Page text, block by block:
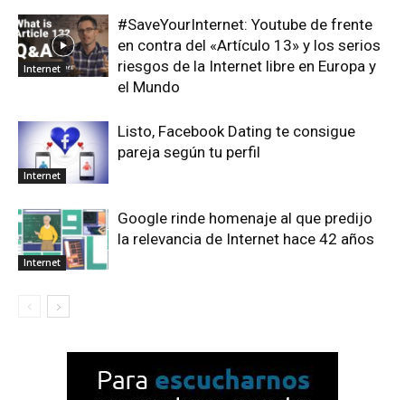
Internet
#SaveYourInternet: Youtube de frente
en contra del «Artículo 13» y los serios
riesgos de la Internet libre en Europa y
el Mundo
Internet
Listo, Facebook Dating te consigue
pareja según tu perfil
Internet
Google rinde homenaje al que predijo
la relevancia de Internet hace 42 años